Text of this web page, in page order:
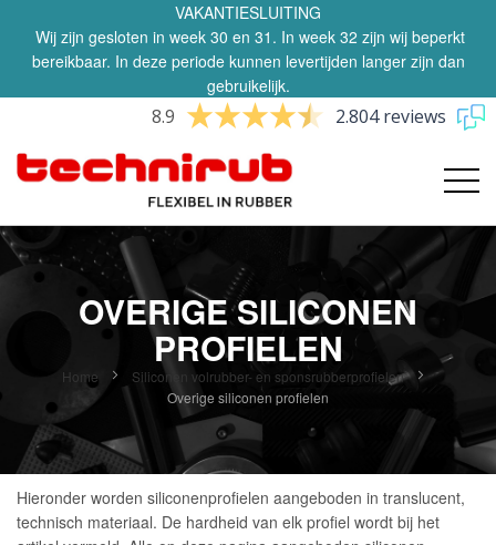
VAKANTIESLUITING
Wij zijn gesloten in week 30 en 31. In week 32 zijn wij beperkt
bereikbaar. In deze periode kunnen levertijden langer zijn dan
gebruikelijk.
8.9 2.804 reviews
OVERIGE SILICONEN
PROFIELEN
Home
Siliconen volrubber- en sponsrubberprofielen
Overige siliconen profielen
Hieronder worden siliconenprofielen aangeboden in translucent,
technisch materiaal. De hardheid van elk profiel wordt bij het